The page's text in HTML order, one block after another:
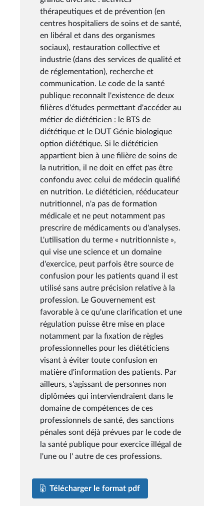
thérapeutiques et de prévention (en
centres hospitaliers de soins et de santé,
en libéral et dans des organismes
sociaux), restauration collective et
industrie (dans des services de qualité et
de réglementation), recherche et
communication. Le code de la santé
publique reconnaît l'existence de deux
filières d'études permettant d'accéder au
métier de diététicien : le BTS de
diététique et le DUT Génie biologique
option diététique. Si le diététicien
appartient bien à une filière de soins de
la nutrition, il ne doit en effet pas être
confondu avec celui de médecin qualifié
en nutrition. Le diététicien, rééducateur
nutritionnel, n'a pas de formation
médicale et ne peut notamment pas
prescrire de médicaments ou d'analyses.
L'utilisation du terme « nutritionniste »,
qui vise une science et un domaine
d'exercice, peut parfois être source de
confusion pour les patients quand il est
utilisé sans autre précision relative à la
profession. Le Gouvernement est
favorable à ce qu'une clarification et une
régulation puisse être mise en place
notamment par la fixation de règles
professionnelles pour les diététiciens
visant à éviter toute confusion en
matière d'information des patients. Par
ailleurs, s'agissant de personnes non
diplômées qui interviendraient dans le
domaine de compétences de ces
professionnels de santé, des sanctions
pénales sont déjà prévues par le code de
la santé publique pour exercice illégal de
l'une ou l' autre de ces professions.
Télécharger le format pdf